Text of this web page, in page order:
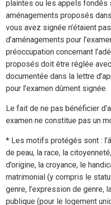
plaintes ou les appels fondés
aménagements proposés
vous avez signée n’étaient
d’aménagements pour
préoccupation concernant
proposés doit être réglée
documentée dans la lettre
pour l’examen dûment signée.
Le fait de ne pas bénéficier
examen ne constitue pas un
* Les motifs protégés sont :
de peau, la race, la
d’origine, la croyance, le
matrimonial (y compris le
genre, l’expression de genre,
publique (pour le logement